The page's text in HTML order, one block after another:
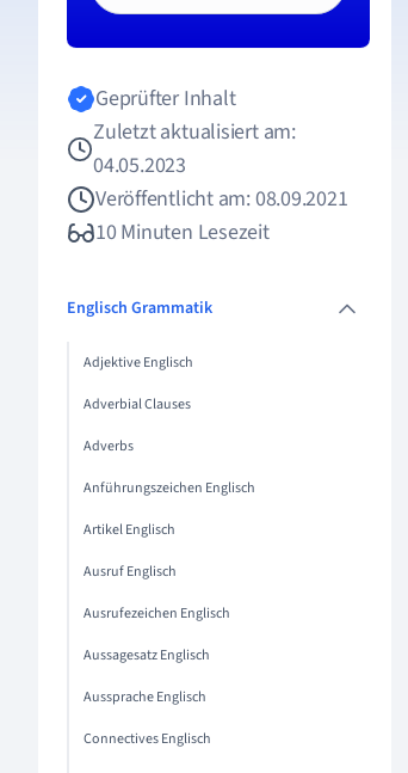
Geprüfter Inhalt
Zuletzt aktualisiert am:
04.05.2023
Veröffentlicht am: 08.09.2021
10 Minuten Lesezeit
Englisch Grammatik
Adjektive Englisch
Adverbial Clauses
Adverbs
Anführungszeichen Englisch
Artikel Englisch
Ausruf Englisch
Ausrufezeichen Englisch
Aussagesatz Englisch
Aussprache Englisch
Connectives Englisch